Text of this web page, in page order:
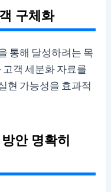
구체화
통해 달성하려는 목
객 세분화 자료를
현 가능성을 효과적
안 명확히